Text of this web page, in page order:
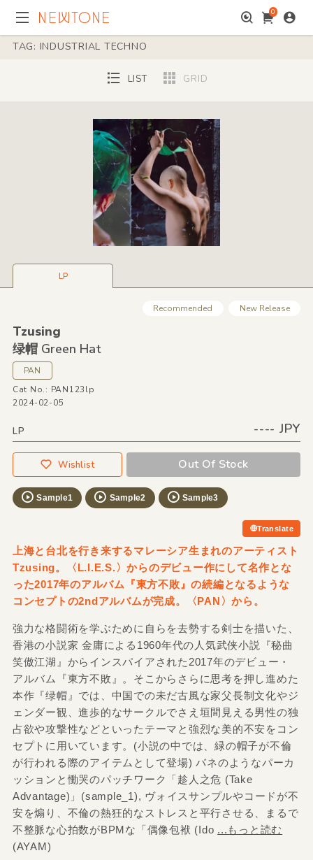
0
TAG: INDUSTRIAL TECHNO
LIST GRID
LP
Recommended New Release
Tzusing
绿帽 Green Hat
PAN
Cat No.: PAN123lp
2024-02-05
LP ---- JPY
Wishlist Out Of Stock
Sample1 Sample2 Sample3
Translate
上海と台北を行き来するマレーシア生まれのアーティスト
Tzusing。〈L.I.E.S.〉からのデビュー作にして名作とな
った2017年のアルバム『東方不敗』の続編となるような
コンセプトの2ndアルバムが完成。〈PAN〉から。
強力な格闘術を学ぶために自らを去勢する剣士を描いた、
香港の小説家 金庸による1960年代の人気武侠小説『秘曲
笑傲江湖』からインスパイアされた2017年のデビュー・
アルバム『東方不敗』。そこからさらに思考を押し進めた
本作『绿帽』では、中国での未だ古風な家父長制文化やジ
ェンダー観、進歩的なサークルでさえ垣間見える男性の独
占欲や攻撃性などといったテーマと強烈な美的不安をコン
セプトに用いています。(小説の中では、緑の帽子が不倫
が行われる際のアイテムとして登場) バネのようなパーカ
ッションと慟哭のパッチワーク「趁人之危 (Take
Advantage)」(sample_1), ヴォイスサンプルやコードが不
安を煽り、不倫の熱狂的なストレスと平行させる、まるで
不整脈な心拍数がBPMな「偶像包袱 (Ido ...もっと読む
(AYAM)